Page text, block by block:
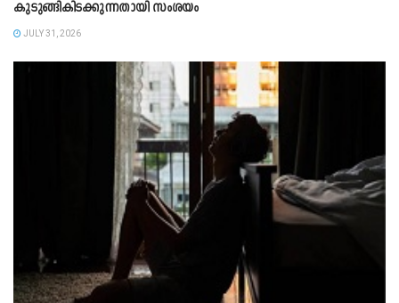
കുടുങ്ങികിടക്കുന്നതായി സംശയം
JULY 31, 2026